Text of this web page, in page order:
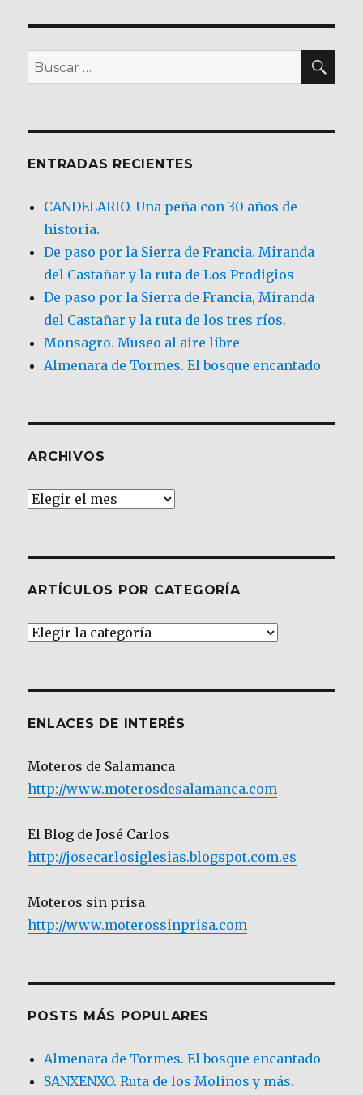
Buscar
por:
ENTRADAS RECIENTES
CANDELARIO. Una peña con 30 años de
historia.
De paso por la Sierra de Francia. Miranda
del Castañar y la ruta de Los Prodigios
De paso por la Sierra de Francia, Miranda
del Castañar y la ruta de los tres ríos.
Monsagro. Museo al aire libre
Almenara de Tormes. El bosque encantado
ARCHIVOS
Archivos
ARTÍCULOS POR CATEGORÍA
Artículos
ENLACES DE INTERÉS
Moteros de Salamanca
http://www.moterosdesalamanca.com
El Blog de José Carlos
http://josecarlosiglesias.blogspot.com.es
Moteros sin prisa
http://www.moterossinprisa.com
POSTS MÁS POPULARES
Almenara de Tormes. El bosque encantado
SANXENXO. Ruta de los Molinos y más.